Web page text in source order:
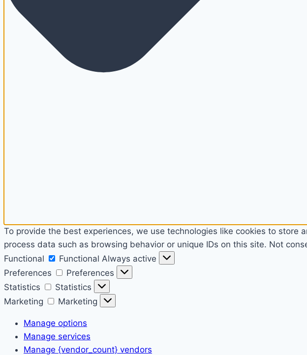
To provide the best experiences, we use technologies like cookies to
process data such as browsing behavior or unique IDs on this site. Not
Functional
Functional Always active
Preferences
Preferences
Statistics
Statistics
Marketing
Marketing
Manage options
Manage services
Manage {vendor_count} vendors